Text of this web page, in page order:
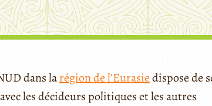
dans larégion de l’Eurasiedispose de
les décideurs politiques et les autres